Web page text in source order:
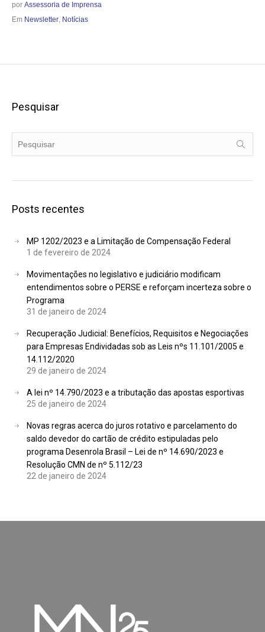
por Assessoria de Imprensa
Em Newsletter, Notícias
Pesquisar
Posts recentes
MP 1202/2023 e a Limitação de Compensação Federal
1 de fevereiro de 2024
Movimentações no legislativo e judiciário modificam
entendimentos sobre o PERSE e reforçam incerteza sobre o
Programa
31 de janeiro de 2024
Recuperação Judicial: Benefícios, Requisitos e Negociações
para Empresas Endividadas sob as Leis nºs 11.101/2005 e
14.112/2020
29 de janeiro de 2024
A lei nº 14.790/2023 e a tributação das apostas esportivas
25 de janeiro de 2024
Novas regras acerca do juros rotativo e parcelamento do
saldo devedor do cartão de crédito estipuladas pelo
programa Desenrola Brasil – Lei de nº 14.690/2023 e
Resolução CMN de nº 5.112/23
22 de janeiro de 2024